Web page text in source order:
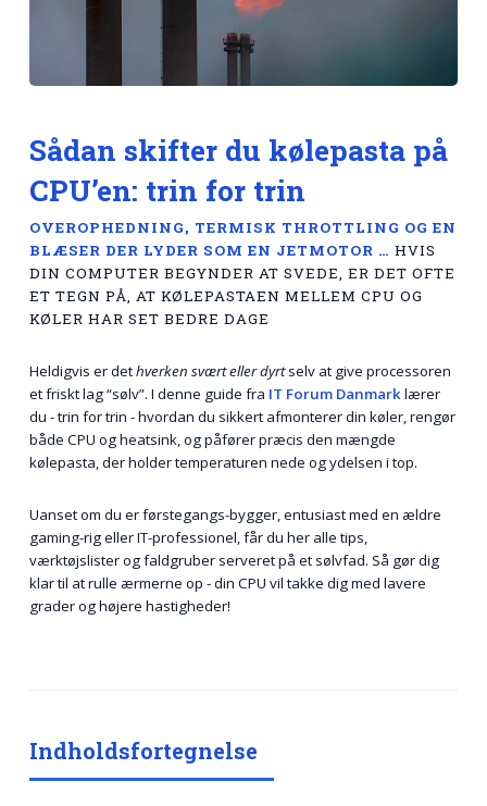
Sådan skifter du kølepasta på
CPU’en: trin for trin
OVEROPHEDNING, TERMISK THROTTLING OG EN
BLÆSER DER LYDER SOM EN JETMOTOR … HVIS
DIN COMPUTER BEGYNDER AT SVEDE, ER DET OFTE
ET TEGN PÅ, AT KØLEPASTAEN MELLEM CPU OG
KØLER HAR SET BEDRE DAGE
Heldigvis er dethverken svært eller dyrtselv at give processoren
et friskt lag “sølv”. I denne guide fra IT Forum Danmarklærer
du - trin for trin - hvordan du sikkert afmonterer din køler, rengør
både CPU og heatsink, og påfører præcis den mængde
kølepasta, der holder temperaturen nede og ydelsen i top.
Uanset om du er førstegangs-bygger, entusiast med en ældre
gaming-rig eller IT-professionel, får du her alle tips,
værktøjslister og faldgruber serveret på et sølvfad. Så gør dig
klar til at rulle ærmerne op - din CPU vil takke dig med lavere
grader og højere hastigheder!
Indholdsfortegnelse